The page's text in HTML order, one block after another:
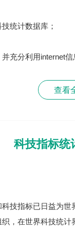
统计数据库；
充分利用internet
查看
科技指标统
技指标已日益为
，在世界科技统